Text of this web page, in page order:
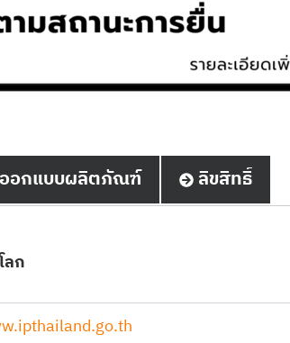
อกแบบผลิตภัณฑ์ ลิขสิทธิ์
ลก